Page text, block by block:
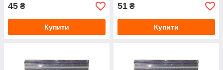
45 ₴
Купити
51 ₴
Купити